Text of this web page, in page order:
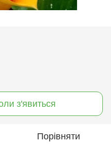
з'явиться
Порівняти